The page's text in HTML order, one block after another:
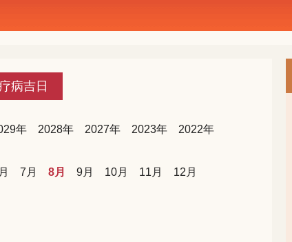
病吉日
年 2028年 2027年 2023年
2022年
7月 8月 9月 10月 11月 12月